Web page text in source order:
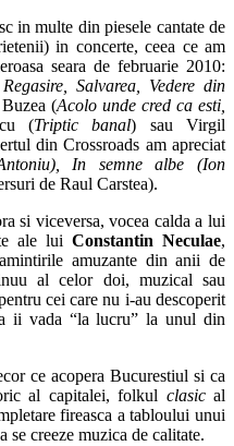
in multe din piesele cantate de
in concerte, ceea ce am
seara de februarie 2010:
Salvarea, Vedere din
(Acolo unde cred ca esti,
(Triptic banal) sau Virgil
din Crossroads am apreciat
In semne albe (Ion
de Raul Carstea).
si viceversa, vocea calda a lui
ale lui Constantin Neculae,
amuzante din anii de
al celor doi, muzical sau
cei care nu i-au descoperit
ii vada “la lucru” la unul din
ce acopera Bucurestiul si ca
al capitalei, folkul clasical
fireasca a tabloului unui
se creeze muzica de calitate.